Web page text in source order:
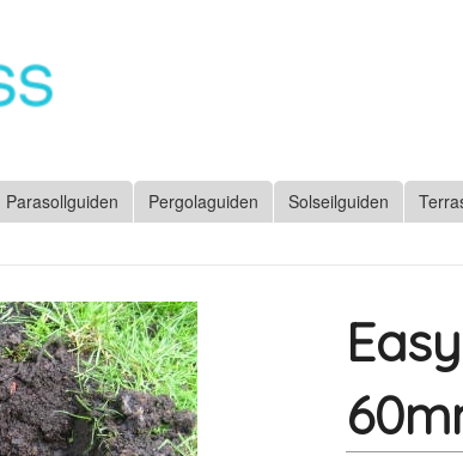
Parasollguiden Pergolaguiden Solseilguiden